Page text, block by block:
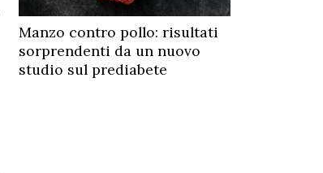
Manzo contro pollo: risultati
sorprendenti da un nuovo
studio sul prediabete